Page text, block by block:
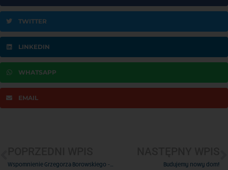
TWITTER
LINKEDIN
WHATSAPP
EMAIL
Budujemy nowy dom!